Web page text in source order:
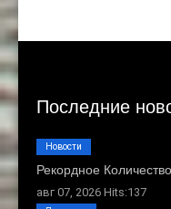
Последние
Рекордное
авг 07, 2026 Hits:137
Новости